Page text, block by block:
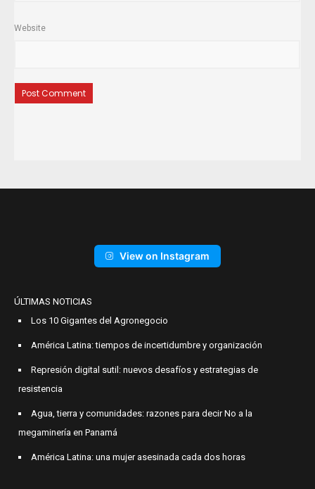
Website
View on Instagram
ÚLTIMAS NOTICIAS
Los 10 Gigantes del Agronegocio
América Latina: tiempos de incertidumbre y organización
Represión digital sutil: nuevos desafíos y estrategias de
resistencia
Agua, tierra y comunidades: razones para decir No a la
megaminería en Panamá
América Latina: una mujer asesinada cada dos horas